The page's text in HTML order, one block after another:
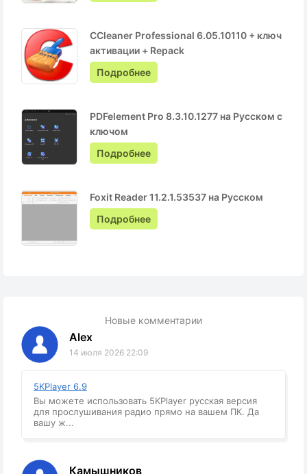
CCleaner Professional 6.05.10110 + ключ
активации + Repack
Подробнее
PDFelement Pro 8.3.10.1277 на Русском с
ключом
Подробнее
Foxit Reader 11.2.1.53537 на Русском
Подробнее
Новые комментарии
Alex
14 июля 2026 22:09
5KPlayer 6.9
Вы можете использовать 5KPlayer русская версия
для прослушивания радио прямо на вашем ПК. Да
вашу ж...
Камышников